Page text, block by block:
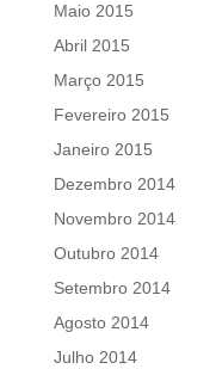
Maio 2015
Abril 2015
Março 2015
Fevereiro 2015
Janeiro 2015
Dezembro 2014
Novembro 2014
Outubro 2014
Setembro 2014
Agosto 2014
Julho 2014